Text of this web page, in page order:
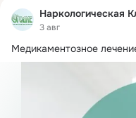
Наркологическая
3 авг
Медикаментозное